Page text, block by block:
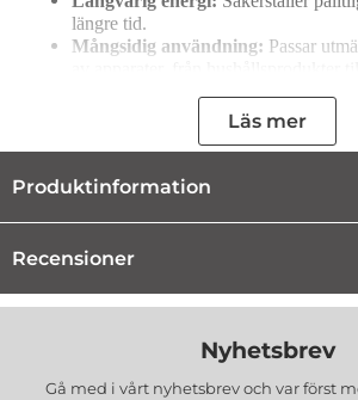
längre tid.
Mångsidig användning: Passar
bekvämlighet och bra värde för
Storlek: AA (R6)
Spänning:
MedVarta Industrial Pro R6 (AA)får du
professionella och dagliga energibehov, Varta
Läs mer
Produktinformation
Recensioner
Nyhetsbrev
Gå med i vårt nyhetsbrev och var först